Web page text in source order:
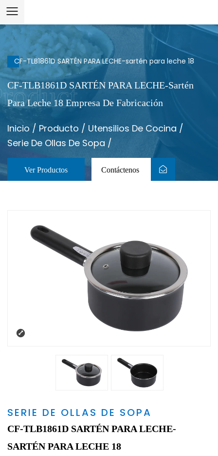
CF-TLB1861D SARTÉN PARA LECHE-sartén para leche 18
CF-TLB1861D SARTÉN PARA LECHE-Sartén
Para Leche 18 Empresa De Fabricación
Inicio / Producto / Utensilios De Cocina /
Serie De Ollas De Sopa /
Ver Productos Contáctenos
SERIE DE OLLAS DE SOPA
CF-TLB1861D SARTÉN PARA LECHE-
SARTÉN PARA LECHE 18